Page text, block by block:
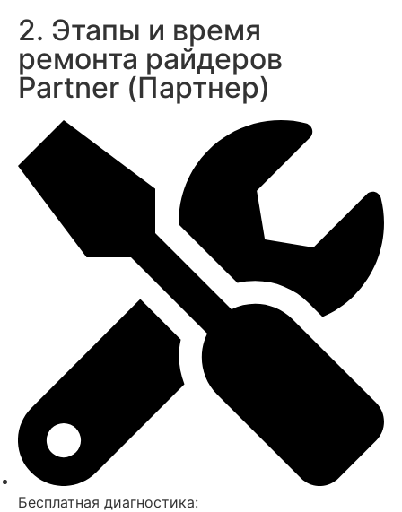
2. Этапы и время
ремонта райдеров
Partner (Партнер)
Бесплатная диагностика: